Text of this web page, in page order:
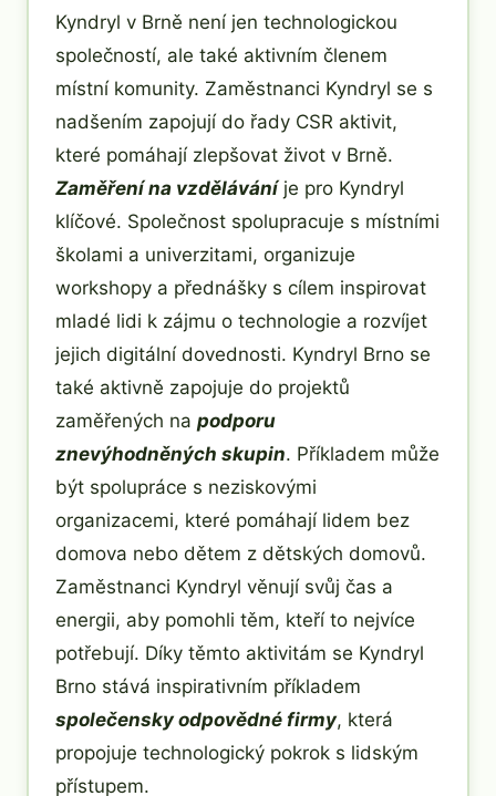
Kyndryl v Brně není jen technologickou
společností, ale také aktivním členem
místní komunity. Zaměstnanci Kyndryl se s
nadšením zapojují do řady CSR aktivit,
které pomáhají zlepšovat život v Brně.
Zaměření na vzděláváníje pro Kyndryl
klíčové. Společnost spolupracuje s místními
školami a univerzitami, organizuje
workshopy a přednášky s cílem inspirovat
mladé lidi k zájmu o technologie a rozvíjet
jejich digitální dovednosti. Kyndryl Brno se
také aktivně zapojuje do projektů
zaměřených na podporu
znevýhodněných skupin. Příkladem může
být spolupráce s neziskovými
organizacemi, které pomáhají lidem bez
domova nebo dětem z dětských domovů.
Zaměstnanci Kyndryl věnují svůj čas a
energii, aby pomohli těm, kteří to nejvíce
potřebují. Díky těmto aktivitám se Kyndryl
Brno stává inspirativním příkladem
společensky odpovědné firmy, která
propojuje technologický pokrok s lidským
přístupem.